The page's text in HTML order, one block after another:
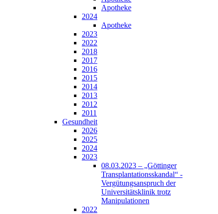
Apotheke
2024
Apotheke
2023
2022
2018
2017
2016
2015
2014
2013
2012
2011
Gesundheit
2026
2025
2024
2023
08.03.2023 – „Göttinger
Transplantationsskandal“ -
Vergütungsanspruch der
Universitätsklinik trotz
Manipulationen
2022